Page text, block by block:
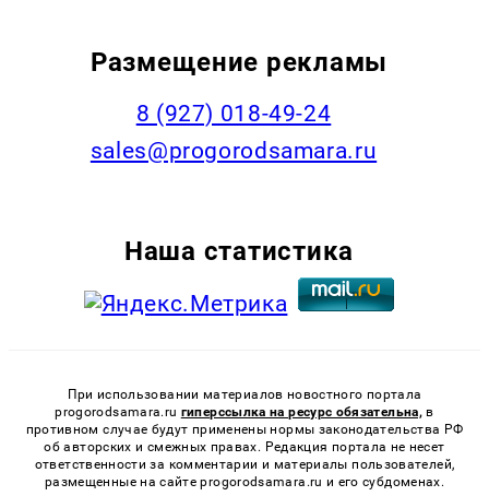
Размещение рекламы
8 (927) 018-49-24
sales@progorodsamara.ru
Наша статистика
При использовании материалов новостного портала
progorodsamara.ru гиперссылка на ресурс обязательна, в
противном случае будут применены нормы законодательства РФ
об авторских и смежных правах. Редакция портала не несет
ответственности за комментарии и материалы пользователей,
размещенные на сайте progorodsamara.ru и его субдоменах.